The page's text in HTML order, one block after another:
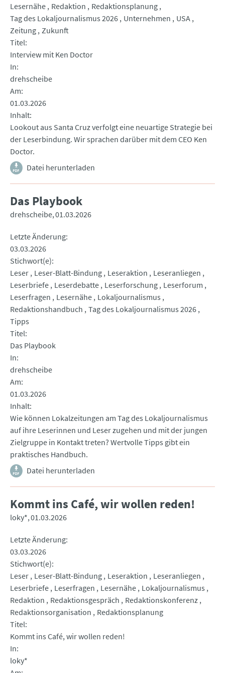
Lesernähe Redaktion
Redaktionsplanung
Tag des Lokaljournalismus 2026 Unternehmen
USA
Zeitung Zukunft
Titel
Interview mit Ken Doctor
In
drehscheibe
Am
01.03.2026
Inhalt
Lookout aus Santa Cruz verfolgt eine neuartige Strategie bei
der Leserbindung. Wir sprachen darüber mit dem CEO Ken
Doctor.
Datei herunterladen
Das Playbook
drehscheibe 01.03.2026
Letzte Änderung
03.03.2026
Stichwort(e)
Leser Leser-Blatt-Bindung Leseraktion
Leseranliegen
Leserbriefe Leserdebatte Leserforschung Leserforum
Leserfragen
Lesernähe Lokaljournalismus
Redaktionshandbuch Tag des Lokaljournalismus 2026
Tipps
Titel
Das Playbook
In
drehscheibe
Am
01.03.2026
Inhalt
Wie können Lokalzeitungen am Tag des Lokaljournalismus
auf ihre Leserinnen und Leser zugehen und mit der jungen
Zielgruppe in Kontakt treten? Wertvolle Tipps gibt ein
praktisches Handbuch.
Datei herunterladen
Kommt ins Café, wir wollen reden!
loky* 01.03.2026
Letzte Änderung
03.03.2026
Stichwort(e)
Leser Leser-Blatt-Bindung Leseraktion
Leseranliegen
Leserbriefe Leserfragen Lesernähe Lokaljournalismus
Redaktion
Redaktionsgespräch
Redaktionskonferenz
Redaktionsorganisation
Redaktionsplanung
Titel
Kommt ins Café, wir wollen reden!
In
loky*